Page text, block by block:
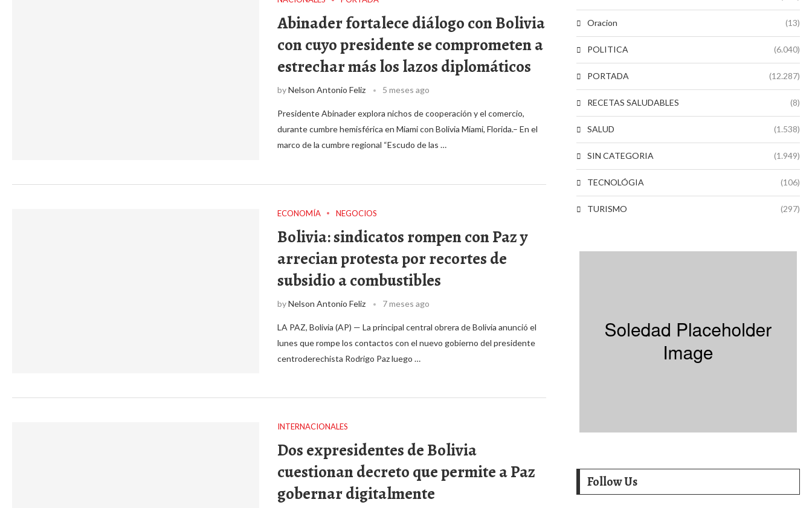
Abinader fortalece diálogo con Bolivia
con cuyo presidente se comprometen a
estrechar más los lazos diplomáticos
byNelson Antonio Feliz 5 meses ago
Presidente Abinader explora nichos de cooperación y el comercio,
durante cumbre hemisférica en Miami con Bolivia Miami, Florida.– En el
marco de la cumbre regional “Escudo de las …
ECONOMÍA NEGOCIOS
Bolivia: sindicatos rompen con Paz y
arrecian protesta por recortes de
subsidio a combustibles
byNelson Antonio Feliz 7 meses ago
LA PAZ, Bolivia (AP) — La principal central obrera de Bolivia anunció el
lunes que rompe los contactos con el nuevo gobierno del presidente
centroderechista Rodrigo Paz luego …
INTERNACIONALES
Dos expresidentes de Bolivia
cuestionan decreto que permite a Paz
gobernar digitalmente
Oracion (13)
POLITICA (6.040)
PORTADA (12.287)
RECETAS SALUDABLES (8)
SALUD (1.538)
SIN CATEGORIA (1.949)
TECNOLÓGIA (106)
TURISMO (297)
Follow Us